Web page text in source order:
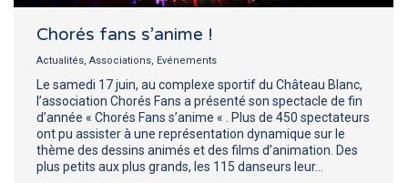
Chorés fans s’anime !
Actualités, Associations, Evénements
Le samedi 17 juin, au complexe sportif du Château Blanc,
l’association Chorés Fans a présenté son spectacle de fin
d’année « Chorés Fans s’anime « . Plus de 450 spectateurs
ont pu assister à une représentation dynamique sur le
thème des dessins animés et des films d’animation. Des
plus petits aux plus grands, les 115 danseurs leur…